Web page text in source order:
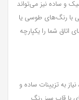
و ساده نیز می‌تواند
با رنگ‌های طوسی یا
اتاق شما را یکپارچه
به تزیینات ساده و